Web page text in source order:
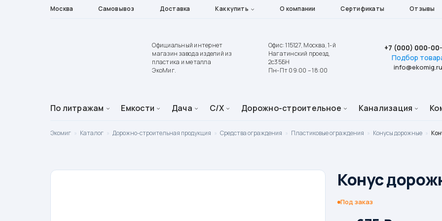
Москва Самовывоз Доставка Как купить О компании Сертификаты Отзывы
Официальный интернет
магазин завода изделий из
пластика и металла
ЭкоМиг.
Офис: 115127, Москва, 1-й
Нагатинский проезд,
2с35БН
Пн-Пт 09:00 – 18:00
+7 (000) 000-
Подбор
info@ekomig.ru
По литражам Емкости Дача С/Х Дорожно-строительное Канализация
Экомиг » Каталог » Дорожно-строительная продукция » Средства ограждения » Пластиковые ограждения » Конусы дорожные »
Конус
Под заказ